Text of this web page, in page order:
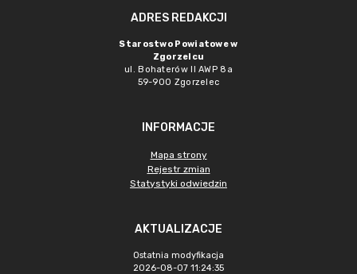
ADRES REDAKCJI
Starostwo Powiatowe w
Zgorzelcu
ul. Bohaterów II AWP 8a
59-900 Zgorzelec
INFORMACJE
Mapa strony
Rejestr zmian
Statystyki odwiedzin
AKTUALIZACJE
Ostatnia modyfikacja
2026-08-07 11:24:35